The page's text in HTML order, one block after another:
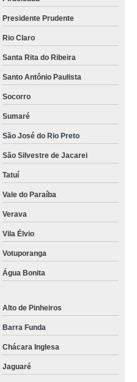
Presidente Prudente
Rio Claro
Santa Rita do Ribeira
Santo Antônio Paulista
Socorro
Sumaré
São José do Rio Preto
São Silvestre de Jacarei
Tatuí
Vale do Paraíba
Verava
Vila Élvio
Votuporanga
Água Bonita
Alto de Pinheiros
Barra Funda
Chácara Inglesa
Jaguaré